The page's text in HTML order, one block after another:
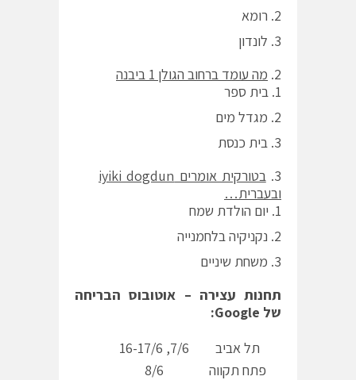
רומא
לונדון
מה עומד ברחוב הגולן 1 ביבנה
בית ספר
מגדל מים
בית כנסת
בטורקית אומרים iyiki dogdun
ובעברית…
יום הולדת שמח
נקניקיה בלחמנייה
משחת שיניים
תחנות עצירה – אוטובוס הבריחה
של Google
:
תל אביב
7/6, 16-17/6
פתח תקווה
8/6